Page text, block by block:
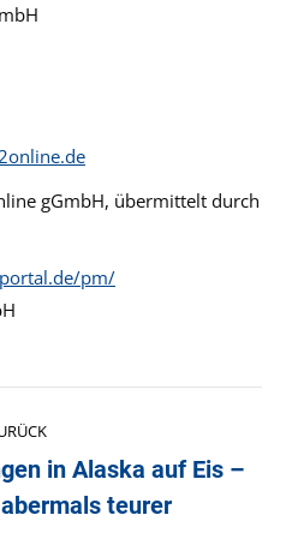
gGmbH, übermittelt durch
pm/
Vorheriger
Beitrag:
in Alaska auf Eis –
teurer